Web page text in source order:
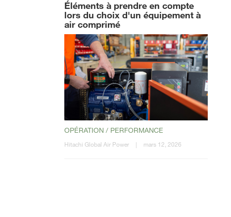
Éléments à prendre en compte
lors du choix d'un équipement à
air comprimé
OPÉRATION / PERFORMANCE
Hitachi Global Air Power | mars 12, 2026